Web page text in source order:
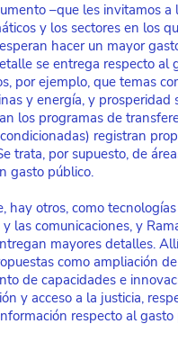
–que les invitamos a
y los sectores en los
hacer un mayor
se entrega respecto al
por ejemplo, que temas
y energía, y prosperidad
los programas de
registran
trata, por supuesto, de
gasto público.
hay otros, como
las comunicaciones, y
mayores detalles.
como ampliación
de capacidades e
y acceso a la justicia,
respecto al gasto